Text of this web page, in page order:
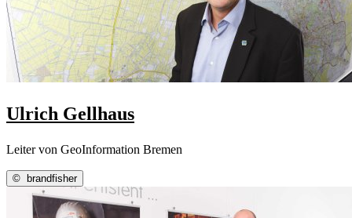
Ulrich Gellhaus
Leiter von GeoInformation Bremen
© brandfisher